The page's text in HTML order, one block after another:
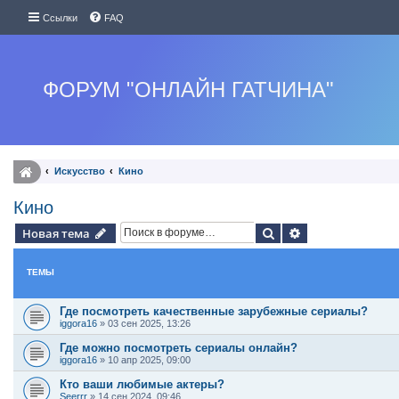
Ссылки FAQ
ФОРУМ "ОНЛАЙН ГАТЧИНА"
Искуcство Кино
Кино
Новая тема Поиск
ТЕМЫ
Где посмотреть качественные зарубежные сериалы?
iggora16 » 03 сен 2025, 13:26
Где можно посмотреть сериалы онлайн?
iggora16 » 10 апр 2025, 09:00
Кто ваши любимые актеры?
Seerrr » 14 сен 2024, 09:46